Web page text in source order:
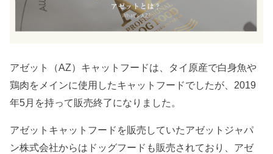
アゼット（AZ）キャットフードは、タイ原産で白身魚や
鶏肉をメインに使用したキャットフードでしたが、2019
年5月を持って販売終了になりました。
アゼットキャットフードを販売していたアゼットジャパ
ン株式会社からはドッグフードも販売されており、アゼ